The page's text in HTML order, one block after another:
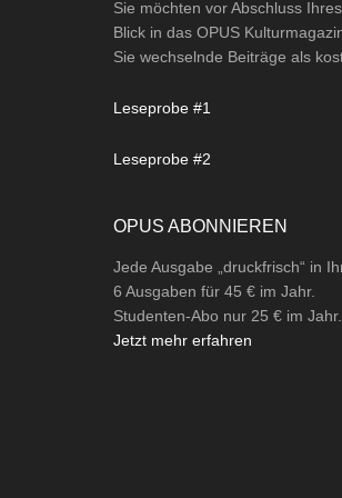
Sie möchten vor Abschluss
Blick in das OPUS
Sie wechselnde Beiträge als
Leseprobe #1
Leseprobe #2
OPUS ABONNIEREN
Jede Ausgabe „druckfrisch“ in
6 Ausgaben für 45 € im Jahr.
Studenten-Abo nur 25 € im Jahr.
Jetzt mehr erfahren